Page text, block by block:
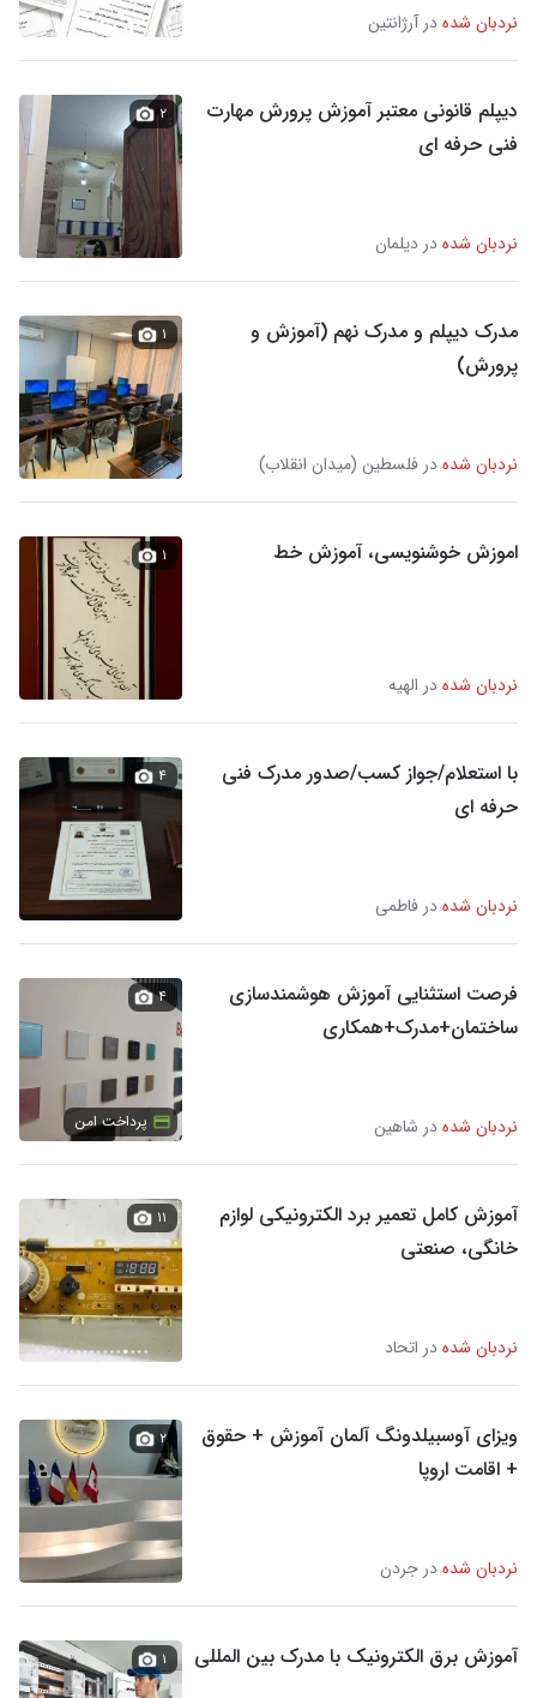
نردبان شدهدر آرژانتین
دیپلم قانونی معتبر آموزش پرورش مهارت
فنی حرفه ای
نردبان شدهدر دیلمان
۲
مدرک دیپلم و مدرک نهم (آموزش و
پرورش)
نردبان شدهدر فلسطین (میدان انقلاب)
۱
اموزش خوشنویسی، آموزش خط
نردبان شدهدر الهیه
۱
با استعلام/جواز کسب/صدور مدرک فنی
حرفه ای
نردبان شدهدر فاطمی
۴
فرصت استثنایی آموزش هوشمندسازی
ساختمان+مدرک+همکاری
نردبان شدهدر شاهین
۴
پرداخت امن
آموزش کامل تعمیر برد الکترونیکی لوازم
خانگی، صنعتی
نردبان شدهدر اتحاد
۱۱
ویزای آوسبیلدونگ آلمان آموزش + حقوق
+ اقامت اروپا
نردبان شدهدر جردن
۲
آموزش برق الکترونیک با مدرک بین المللی ۱